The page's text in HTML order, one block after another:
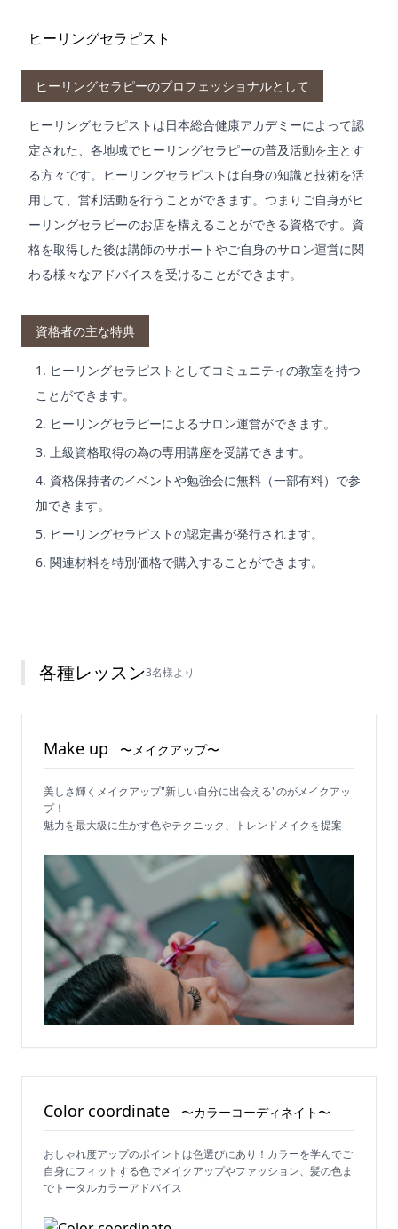
ヒーリングセラピスト
ヒーリングセラピーのプロフェッショナルとして
ヒーリングセラピストは日本総合健康アカデミーによって認
定された、各地域でヒーリングセラピーの普及活動を主とす
る方々です。ヒーリングセラピストは自身の知識と技術を活
用して、営利活動を行うことができます。つまりご自身がヒ
ーリングセラピーのお店を構えることができる資格です。資
格を取得した後は講師のサポートやご自身のサロン運営に関
わる様々なアドバイスを受けることができます。
資格者の主な特典
ヒーリングセラピストとしてコミュニティの教室を持つ
ことができます。
ヒーリングセラピーによるサロン運営ができます。
上級資格取得の為の専用講座を受講できます。
資格保持者のイベントや勉強会に無料（一部有料）で参
加できます。
ヒーリングセラピストの認定書が発行されます。
関連材料を特別価格で購入することができます。
各種レッスン3名様より
Make up 〜メイクアップ〜
美しさ輝くメイクアップ"新しい自分に出会える"のがメイクアッ
プ！
魅力を最大級に生かす色やテクニック、トレンドメイクを提案
Color coordinate 〜カラーコーディネイト〜
おしゃれ度アップのポイントは色選びにあり！カラーを学んでご
自身にフィットする色でメイクアップやファッション、髪の色ま
でトータルカラーアドバイス